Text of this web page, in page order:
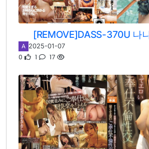
[REMOVE]DASS-370U 나
A 2025-01-07
0 1 17